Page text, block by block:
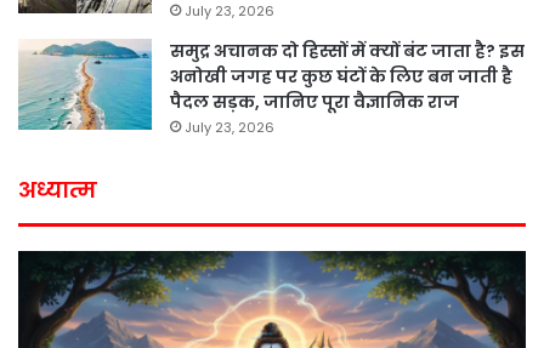
July 23, 2026
समुद्र अचानक दो हिस्सों में क्यों बंट जाता है? इस
अनोखी जगह पर कुछ घंटों के लिए बन जाती है
पैदल सड़क, जानिए पूरा वैज्ञानिक राज
July 23, 2026
अध्यात्म